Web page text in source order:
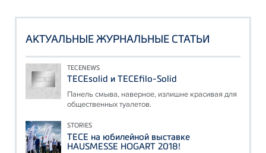
АКТУАЛЬНЫЕ ЖУРНАЛЬНЫЕ СТАТЬИ
TECENEWS
TECEsolid и TECEfilo-Solid
Панель смыва, наверное, излишне красивая для
общественных туалетов.
STORIES
ТЕСЕ на юбилейной выставке
HAUSMESSE HOGART 2018!